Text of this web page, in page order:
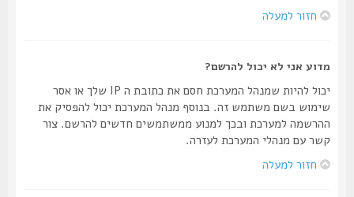
חזור למעלה
מדוע אני לא יכול להרשם?
יכול להיות שמנהל המערכת חסם את כתובת ה IP שלך או אסר
שימוש בשם משתמש זה. בנוסף מנהל המערכת יכול להפסיק את
ההרשמה למערכת ובכך למנוע ממשתמשים חדשים להרשם. צור
קשר עם מנהלי המערכת לעזרה.
חזור למעלה